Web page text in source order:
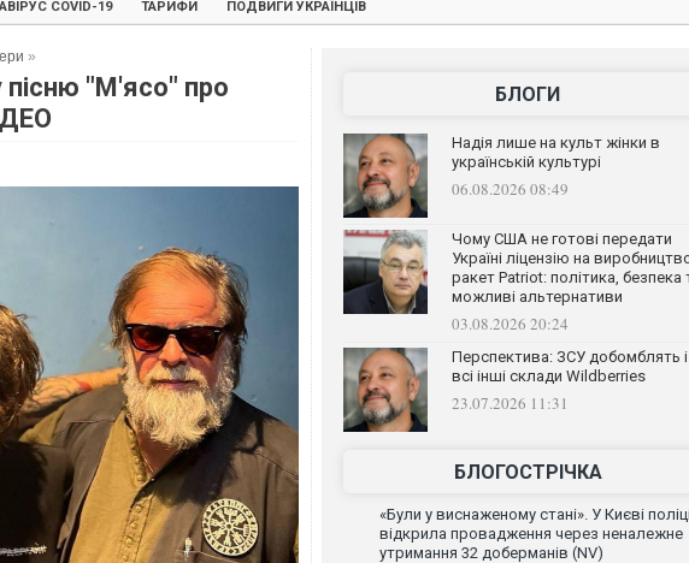
COVID-19 ТАРИФИ ПОДВИГИ УКРАЇНЦІВ
»
пісню "М'ясо" про
БЛОГИ
Надія лише на культ жінки в
українській культурі
06.08.2026 08:49
Чому США не готові передати
Україні ліцензію на
ракет Patriot: політика, безпека
можливі альтернативи
03.08.2026 20:24
Перспектива: ЗСУ добомблять і
всі інші склади Wildberries
23.07.2026 11:31
БЛОГОСТРІЧКА
«Були у виснаженому стані». У Києві
відкрила провадження через неналежне
утримання 32 доберманів (NV)